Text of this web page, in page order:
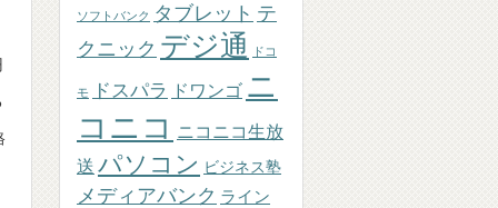
ソフトバンク タブレット テ
クニック デジ通 ドコ
モ ドスパラ ドワンゴ ニ
コニコ ニコニコ生放
送 パソコン ビジネス塾
メディアバンク ライン